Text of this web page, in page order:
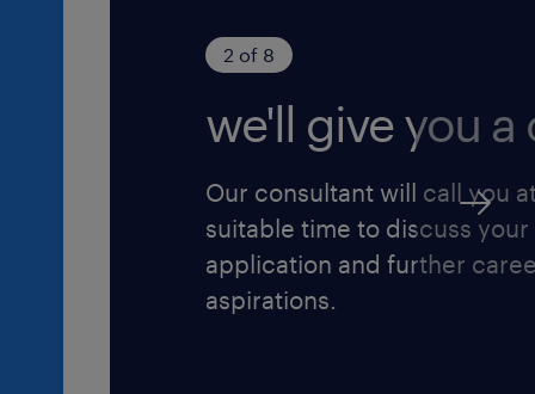
2 of 8
we'll give you a
Our consultant will call you
suitable time to discuss your
application and further
aspirations.